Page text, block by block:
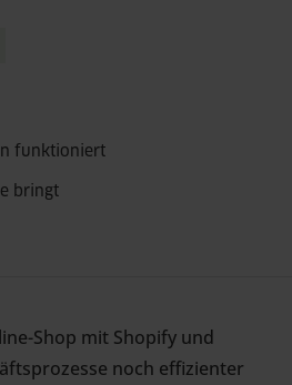
funktioniert
bringt
Shop mit Shopify und
noch effizienter